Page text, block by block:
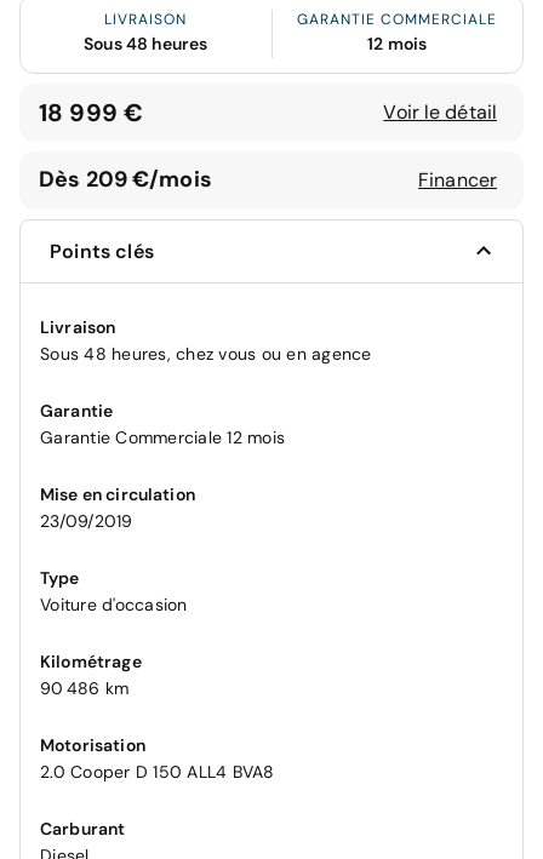
LIVRAISON
Sous 48 heures
GARANTIE COMMERCIALE
12 mois
18 999 € Voir le détail
Dès 209 €/mois Financer
Points clés
Livraison
Sous 48 heures, chez vous ou en agence
Garantie
Garantie Commerciale 12 mois
Mise en circulation
23/09/2019
Type
Voiture d'occasion
Kilométrage
90 486 km
Motorisation
2.0 Cooper D 150 ALL4 BVA8
Carburant